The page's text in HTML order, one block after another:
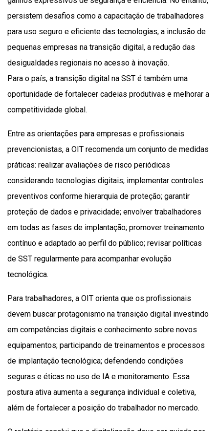
persistem desafios como a capacitação de trabalhadores
para uso seguro e eficiente das tecnologias, a inclusão de
pequenas empresas na transição digital, a redução das
desigualdades regionais no acesso à inovação.
Para o país, a transição digital na SST é também uma
oportunidade de fortalecer cadeias produtivas e melhorar a
competitividade global.
Entre as orientações para empresas e profissionais
prevencionistas, a OIT recomenda um conjunto de medidas
práticas: realizar avaliações de risco periódicas
considerando tecnologias digitais; implementar controles
preventivos conforme hierarquia de proteção; garantir
proteção de dados e privacidade; envolver trabalhadores
em todas as fases de implantação; promover treinamento
contínuo e adaptado ao perfil do público; revisar políticas
de SST regularmente para acompanhar evolução
tecnológica.
Para trabalhadores, a OIT orienta que os profissionais
devem buscar protagonismo na transição digital investindo
em competências digitais e conhecimento sobre novos
equipamentos; participando de treinamentos e processos
de implantação tecnológica; defendendo condições
seguras e éticas no uso de IA e monitoramento. Essa
postura ativa aumenta a segurança individual e coletiva,
além de fortalecer a posição do trabalhador no mercado.